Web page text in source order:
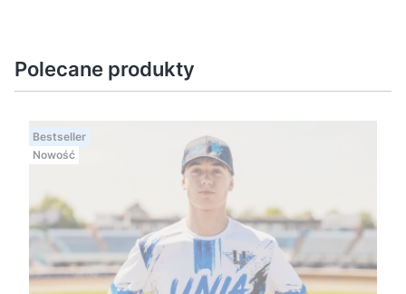
Polecane produkty
Bestseller
Nowość